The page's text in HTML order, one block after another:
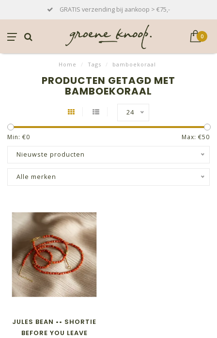
GRATIS verzending bij aankoop > €75,-
0
Home / Tags / bamboekoraal
PRODUCTEN GETAGD MET
BAMBOEKORAAL
24
Min: €0 Max: €50
Nieuwste producten
Alle merken
JULES BEAN •• SHORTIE
BEFORE YOU LEAVE